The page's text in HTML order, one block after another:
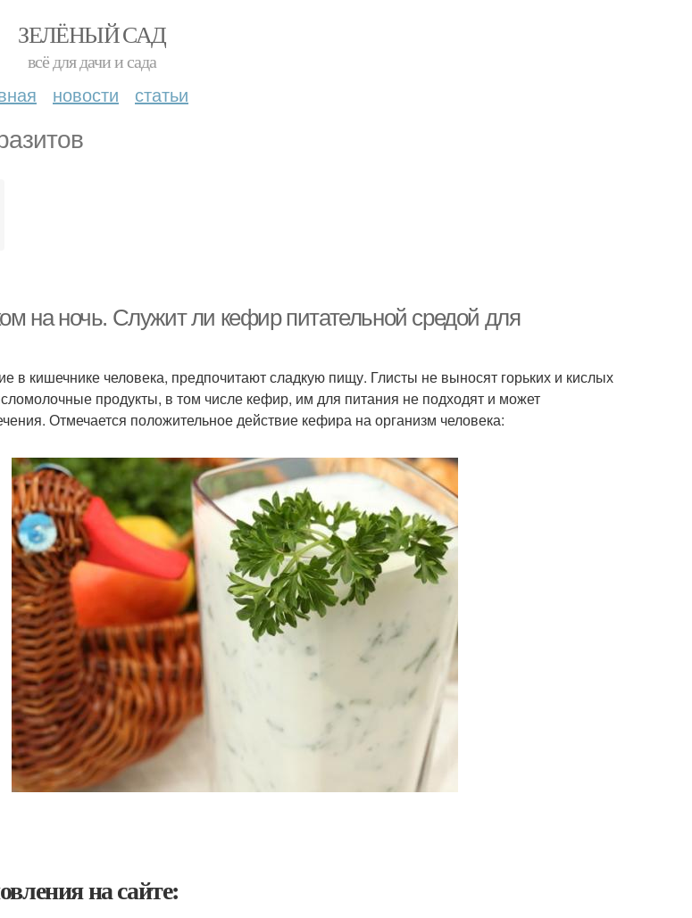
ЗЕЛЁНЫЙ САД
всё для дачи и сада
новости статьи
на ночь. Служит ли кефир питательной средой для
в кишечнике человека, предпочитают сладкую пищу. Глисты не выносят горьких и кислых
продукты, в том числе кефир, им для питания не подходят и может
Отмечается положительное действие кефира на организм человека:
на сайте: